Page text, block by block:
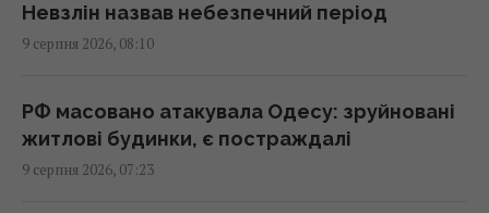
Який чай найкраще підтримує здоров’я
05:35 неділя, 09 серпня 2026
В Амазонії знайшли сліди раніше невідомої
Невзлін назвав небезпечний період
9 серпня 2026, 08:10
РФ масовано атакувала Одесу: зруйновані
житлові будинки, є постраждалі
9 серпня 2026, 07:23